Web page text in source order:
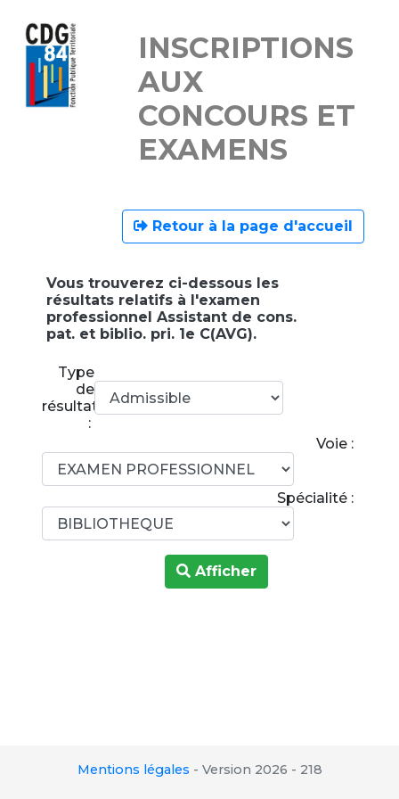
INSCRIPTIONS
AUX
CONCOURS ET
EXAMENS
Retour à la page d'accueil
Vous trouverez ci-dessous les
résultats relatifs à l'examen
professionnel Assistant de cons.
pat. et biblio. pri. 1e C(AVG).
Type
de
résultats
:
Voie :
Spécialité :
Afficher
Mentions légales - Version 2026 - 218